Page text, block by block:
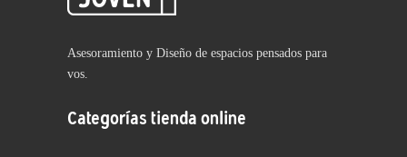
Asesoramiento y Diseño de espacios pensados para
vos.
Categorías tienda online